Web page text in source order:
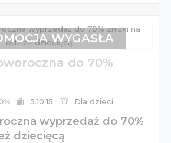
do 70%
5.10.15. Dla dzieci
wyprzedaż do 70%
dziecięcą
WYGASŁA